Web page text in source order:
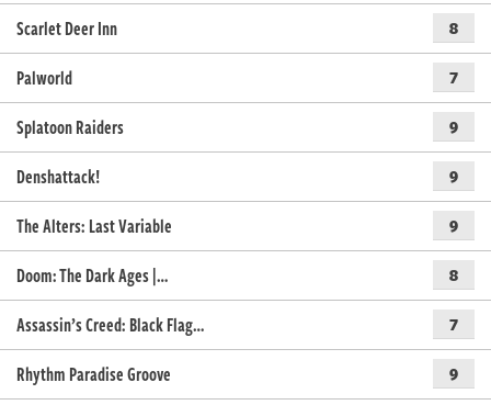
Scarlet Deer Inn
8
Palworld 7
Splatoon Raiders 9
Denshattack! 9
The Alters: Last Variable 9
Doom: The Dark Ages |… 8
Assassin’s Creed: Black Flag… 7
Rhythm Paradise Groove 9